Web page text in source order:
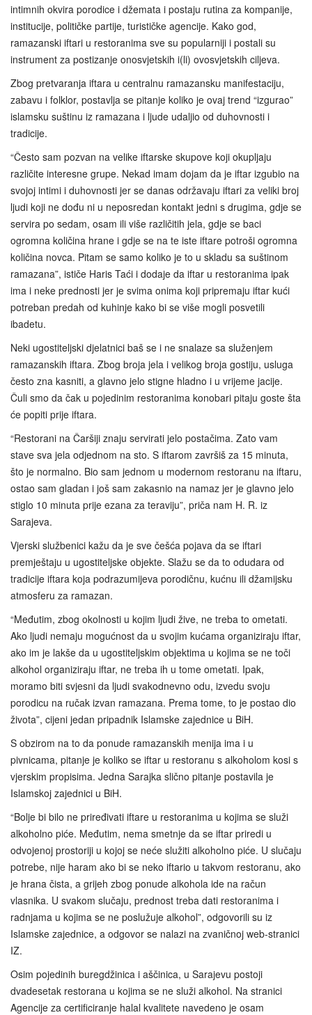
intimnih okvira porodice i džemata i postaju rutina za kompanije,
institucije, političke partije, turističke agencije. Kako god,
ramazanski iftari u restoranima sve su popularniji i postali su
instrument za postizanje onosvjetskih i(li) ovosvjetskih ciljeva.
Zbog pretvaranja iftara u centralnu ramazansku manifestaciju,
zabavu i folklor, postavlja se pitanje koliko je ovaj trend “izgurao”
islamsku suštinu iz ramazana i ljude udaljio od duhovnosti i
tradicije.
“Često sam pozvan na velike iftarske skupove koji okupljaju
različite interesne grupe. Nekad imam dojam da je iftar izgubio na
svojoj intimi i duhovnosti jer se danas održavaju iftari za veliki broj
ljudi koji ne dođu ni u neposredan kontakt jedni s drugima, gdje se
servira po sedam, osam ili više različitih jela, gdje se baci
ogromna količina hrane i gdje se na te iste iftare potroši ogromna
količina novca. Pitam se samo koliko je to u skladu sa suštinom
ramazana”, ističe Haris Taći i dodaje da iftar u restoranima ipak
ima i neke prednosti jer je svima onima koji pripremaju iftar kući
potreban predah od kuhinje kako bi se više mogli posvetili
ibadetu.
Neki ugostiteljski djelatnici baš se i ne snalaze sa služenjem
ramazanskih iftara. Zbog broja jela i velikog broja gostiju, usluga
često zna kasniti, a glavno jelo stigne hladno i u vrijeme jacije.
Čuli smo da čak u pojedinim restoranima konobari pitaju goste šta
će popiti prije iftara.
“Restorani na Čaršiji znaju servirati jelo postačima. Zato vam
stave sva jela odjednom na sto. S iftarom završiš za 15 minuta,
što je normalno. Bio sam jednom u modernom restoranu na iftaru,
ostao sam gladan i još sam zakasnio na namaz jer je glavno jelo
stiglo 10 minuta prije ezana za teraviju”, priča nam H. R. iz
Sarajeva.
Vjerski službenici kažu da je sve češća pojava da se iftari
premještaju u ugostiteljske objekte. Slažu se da to odudara od
tradicije iftara koja podrazumijeva porodičnu, kućnu ili džamijsku
atmosferu za ramazan.
“Međutim, zbog okolnosti u kojim ljudi žive, ne treba to ometati.
Ako ljudi nemaju mogućnost da u svojim kućama organiziraju iftar,
ako im je lakše da u ugostiteljskim objektima u kojima se ne toči
alkohol organiziraju iftar, ne treba ih u tome ometati. Ipak,
moramo biti svjesni da ljudi svakodnevno odu, izvedu svoju
porodicu na ručak izvan ramazana. Prema tome, to je postao dio
života”, cijeni jedan pripadnik Islamske zajednice u BiH.
S obzirom na to da ponude ramazanskih menija ima i u
pivnicama, pitanje je koliko se iftar u restoranu s alkoholom kosi s
vjerskim propisima. Jedna Sarajka slično pitanje postavila je
Islamskoj zajednici u BiH.
“Bolje bi bilo ne priređivati iftare u restoranima u kojima se služi
alkoholno piće. Međutim, nema smetnje da se iftar priredi u
odvojenoj prostoriji u kojoj se neće služiti alkoholno piće. U slučaju
potrebe, nije haram ako bi se neko iftario u takvom restoranu, ako
je hrana čista, a grijeh zbog ponude alkohola ide na račun
vlasnika. U svakom slučaju, prednost treba dati restoranima i
radnjama u kojima se ne poslužuje alkohol”, odgovorili su iz
Islamske zajednice, a odgovor se nalazi na zvaničnoj web-stranici
IZ.
Osim pojedinih buregdžinica i aščinica, u Sarajevu postoji
dvadesetak restorana u kojima se ne služi alkohol. Na stranici
Agencije za certificiranje halal kvalitete navedeno je osam